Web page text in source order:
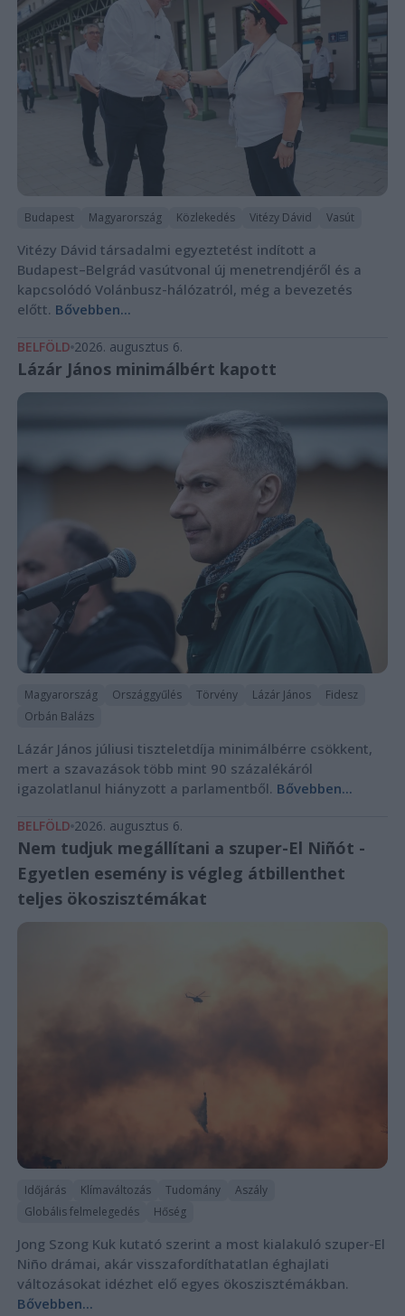
Budapest Magyarország Közlekedés Vitézy Dávid Vasút
Vitézy Dávid társadalmi egyeztetést indított a
Budapest–Belgrád vasútvonal új menetrendjéről és a
kapcsolódó Volánbusz-hálózatról, még a bevezetés
előtt. Bővebben...
BELFÖLD 2026. augusztus 6.
Lázár János minimálbért kapott
Magyarország Országgyűlés Törvény Lázár János
Fidesz
Orbán Balázs
Lázár János júliusi tiszteletdíja minimálbérre csökkent,
mert a szavazások több mint 90 százalékáról
igazolatlanul hiányzott a parlamentből. Bővebben...
BELFÖLD 2026. augusztus 6.
Nem tudjuk megállítani a szuper-El Niñót -
Egyetlen esemény is végleg átbillenthet
teljes ökoszisztémákat
Időjárás Klímaváltozás Tudomány
Aszály
Globális felmelegedés
Hőség
Jong Szong Kuk kutató szerint a most kialakuló szuper-El
Niño drámai, akár visszafordíthatatlan éghajlati
változásokat idézhet elő egyes ökoszisztémákban.
Bővebben...